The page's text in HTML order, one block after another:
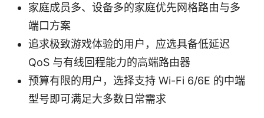
家庭成员多、设备多的家庭优先网格路由与多
端口方案
追求极致游戏体验的用户，应选具备低延迟
QoS 与有线回程能力的高端路由器
预算有限的用户，选择支持 Wi-Fi 6/6E 的中端
型号即可满足大多数日常需求